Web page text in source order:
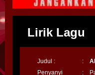
Lirik Lagu
Judul : :
Penyanyi
: